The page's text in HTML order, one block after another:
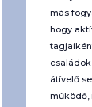
más
hogy
átívelő
működő,